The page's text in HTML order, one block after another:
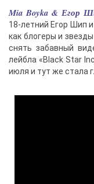
Mia Boyka & Егор
18-летний Егор Шип
как блогеры и
снять забавный
лейбла «Black Star
июля и тут же стала